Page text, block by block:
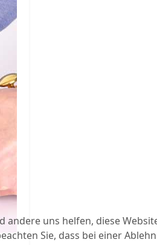
andere uns helfen, diese
Sie, dass bei einer